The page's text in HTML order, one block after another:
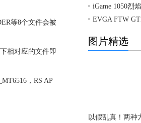
等8个文件会被
相对应的文件即
，RS AP
iGame 1050烈
EVGA FTW
图片精选
以假乱真！两种